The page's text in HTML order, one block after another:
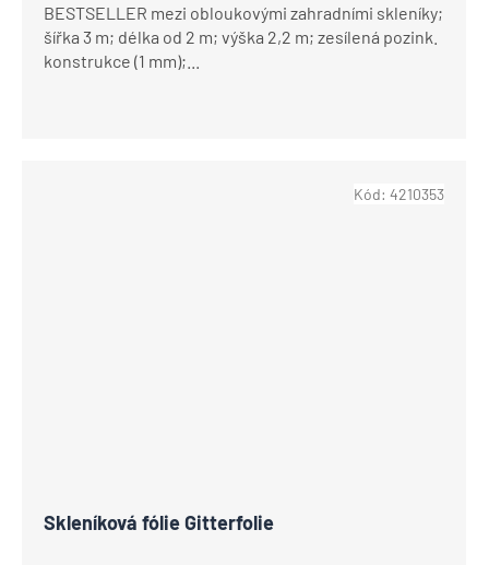
BESTSELLER mezi obloukovými zahradními skleníky;
šířka 3 m; délka od 2 m; výška 2,2 m; zesílená pozink.
konstrukce (1 mm);...
Skleníková fólie Gitterfolie
Kód: 4210353